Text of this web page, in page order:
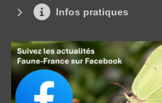
Infos pratiques